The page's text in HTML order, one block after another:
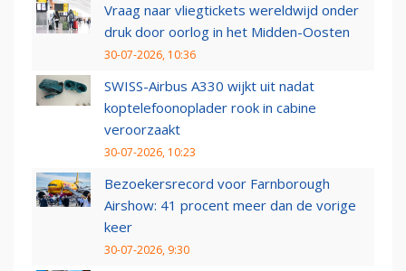
Vraag naar vliegtickets wereldwijd onder
druk door oorlog in het Midden-Oosten
30-07-2026, 10:36
SWISS-Airbus A330 wijkt uit nadat
koptelefoonoplader rook in cabine
veroorzaakt
30-07-2026, 10:23
Bezoekersrecord voor Farnborough
Airshow: 41 procent meer dan de vorige
keer
30-07-2026, 9:30